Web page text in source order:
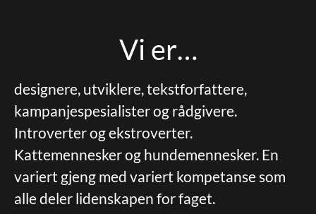
Vi er…
designere, utviklere, tekstforfattere,
kampanjespesialister og rådgivere.
Introverter og ekstroverter.
Kattemennesker og hundemennesker. En
variert gjeng med variert kompetanse som
alle deler lidenskapen for faget.